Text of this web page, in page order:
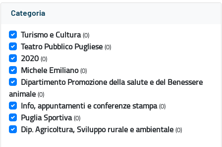
Categoria
Turismo e Cultura (0)
Teatro Pubblico Pugliese (0)
2020 (0)
Michele Emiliano (0)
Dipartimento Promozione della salute e del Benessere
animale (0)
Info, appuntamenti e conferenze stampa (0)
Puglia Sportiva (0)
Dip. Agricoltura, Sviluppo rurale e ambientale (0)